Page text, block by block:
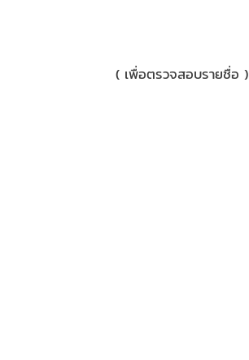
( เพื่อตรวจสอบรายชื่อ )